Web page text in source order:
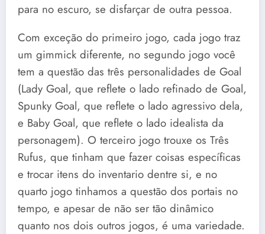
para no escuro, se disfarçar de outra pessoa.
Com exceção do primeiro jogo, cada jogo traz
um gimmick diferente, no segundo jogo você
tem a questão das três personalidades de Goal
(Lady Goal, que reflete o lado refinado de Goal,
Spunky Goal, que reflete o lado agressivo dela,
e Baby Goal, que reflete o lado idealista da
personagem). O terceiro jogo trouxe os Três
Rufus, que tinham que fazer coisas específicas
e trocar itens do inventario dentre si, e no
quarto jogo tinhamos a questão dos portais no
tempo, e apesar de não ser tão dinâmico
quanto nos dois outros jogos, é uma variedade.